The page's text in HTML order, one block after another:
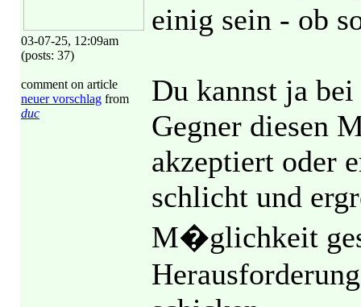
03-07-25, 12:09am
(posts: 37)
comment on article
neuer vorschlag from
duc
einig sein - ob
Du kannst ja
Gegner diesen
akzeptiert oder
schlicht und
M�glichkeit